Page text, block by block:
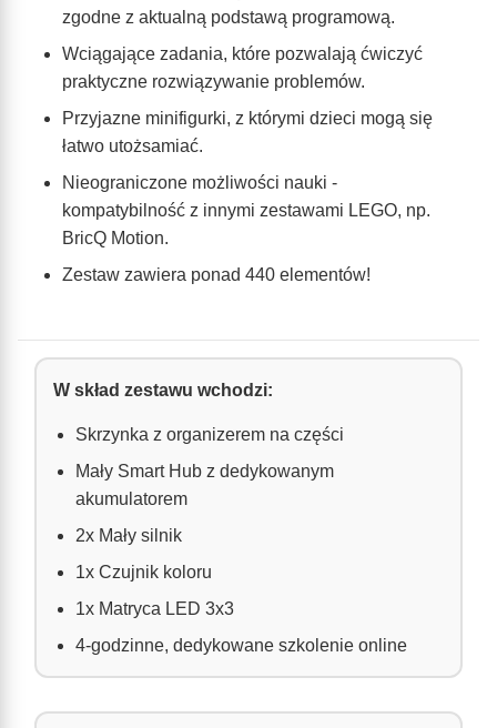
zgodne z aktualną podstawą programową.
Wciągające zadania, które pozwalają ćwiczyć
praktyczne rozwiązywanie problemów.
Przyjazne minifigurki, z którymi dzieci mogą się
łatwo utożsamiać.
Nieograniczone możliwości nauki -
kompatybilność z innymi zestawami LEGO, np.
BricQ Motion.
Zestaw zawiera ponad 440 elementów!
W skład zestawu wchodzi:
Skrzynka z organizerem na części
Mały Smart Hub z dedykowanym
akumulatorem
2x Mały silnik
1x Czujnik koloru
1x Matryca LED 3x3
4-godzinne, dedykowane szkolenie online